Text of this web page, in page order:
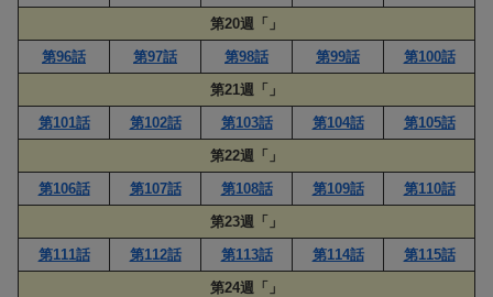
第20週「」
第96話
第97話 第98話 第99話
第100話
第21週「」
第101話
第102話 第103話 第104話
第105話
第22週「」
第106話
第107話 第108話 第109話
第110話
第23週「」
第111話
第112話 第113話 第114話
第115話
第24週「」